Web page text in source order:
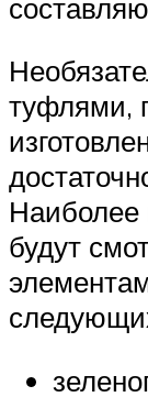
туфлями,
Наиболее
будут